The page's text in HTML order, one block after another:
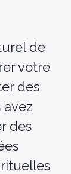
de
votre
des
avez
des